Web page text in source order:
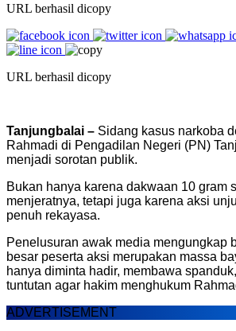
URL berhasil dicopy
URL berhasil dicopy
Tanjungbalai – Sidang kasus narkoba
Rahmadi di Pengadilan Negeri (PN)
menjadi sorotan publik.
Bukan hanya karena dakwaan 10 gram
menjeratnya, tetapi juga karena aksi
penuh rekayasa.
Penelusuran awak media mengungkap
besar peserta aksi merupakan massa
hanya diminta hadir, membawa
tuntutan agar hakim menghukum
ADVERTISEMENT